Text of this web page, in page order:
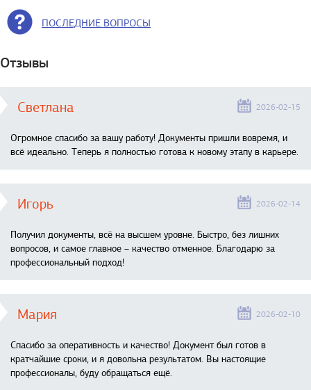
ПОСЛЕДНИЕ ВОПРОСЫ
Отзывы
Светлана 2026-02-15
Огромное спасибо за вашу работу! Документы пришли вовремя, и
всё идеально. Теперь я полностью готова к новому этапу в карьере.
Игорь 2026-02-14
Получил документы, всё на высшем уровне. Быстро, без лишних
вопросов, и самое главное – качество отменное. Благодарю за
профессиональный подход!
Мария 2026-02-10
Спасибо за оперативность и качество! Документ был готов в
кратчайшие сроки, и я довольна результатом. Вы настоящие
профессионалы, буду обращаться ещё.